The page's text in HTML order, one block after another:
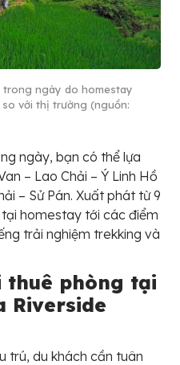
trong ngày do homestay
với thị trường (nguồn:
ngày, bạn có thể lựa
– Lao Chải – Ý Linh Hồ
– Sử Pán. Xuất phát từ 9
homestay tới các điểm
trải nghiệm trekking và
thuê phòng tại
Riverside
trú, du khách cần tuân